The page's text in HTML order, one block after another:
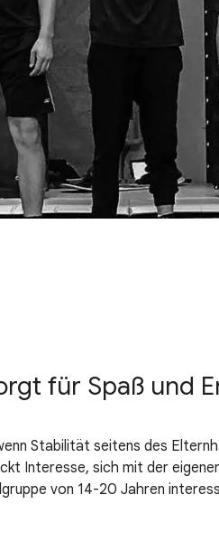
für Spaß und
Stabilität seitens des
Interesse, sich mit der
von 14-20 Jahren